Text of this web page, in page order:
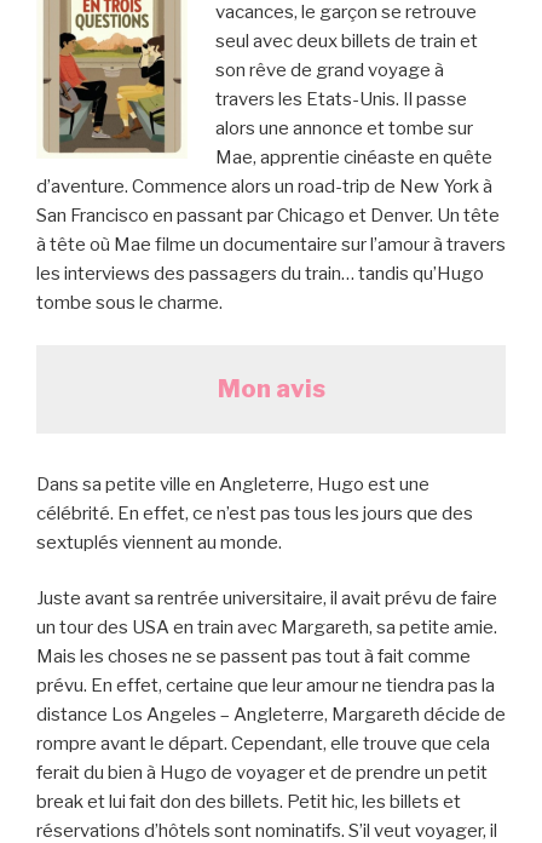
vacances, le garçon se retrouve
seul avec deux billets de train et
son rêve de grand voyage à
travers les Etats-Unis. Il passe
alors une annonce et tombe sur
Mae, apprentie cinéaste en quête
d’aventure. Commence alors un road-trip de New York à
San Francisco en passant par Chicago et Denver. Un tête
à tête où Mae filme un documentaire sur l’amour à travers
les interviews des passagers du train… tandis qu’Hugo
tombe sous le charme.
Mon avis
Dans sa petite ville en Angleterre, Hugo est une
célébrité. En effet, ce n’est pas tous les jours que des
sextuplés viennent au monde.
Juste avant sa rentrée universitaire, il avait prévu de faire
un tour des USA en train avec Margareth, sa petite amie.
Mais les choses ne se passent pas tout à fait comme
prévu. En effet, certaine que leur amour ne tiendra pas la
distance Los Angeles – Angleterre, Margareth décide de
rompre avant le départ. Cependant, elle trouve que cela
ferait du bien à Hugo de voyager et de prendre un petit
break et lui fait don des billets. Petit hic, les billets et
réservations d’hôtels sont nominatifs. S’il veut voyager, il